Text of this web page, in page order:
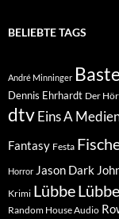
BELIEBTE TAGS
André Minninger
Dennis Ehrhardt Der
dtvEins A
Fantasy Festa
Horror Jason Dark
Krimi Lübbe
Random House Audio